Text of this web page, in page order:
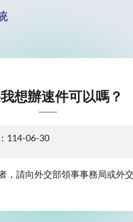
想辦速件可以嗎？
114-06-30
，請向外交部領事事務局或外